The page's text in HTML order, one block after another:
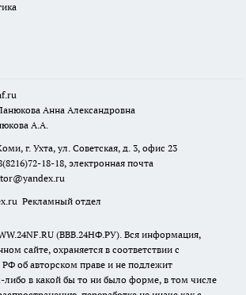
Анна Александровна
А.А.
г. Ухта, ул. Советская, д. 3, офис 23
18-18, электронная почта
Рекламный отдел
(ВВВ.24НФ.РУ). Вся информация,
сайте, охраняется в соответствии с
РФ об авторском праве и не подлежит
либо в какой бы то ни было форме, в том числе